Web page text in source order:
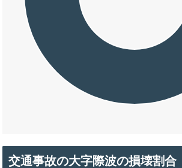
交通事故の大字際波の損壊割合